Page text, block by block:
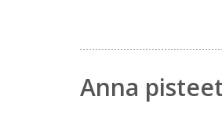
Anna pisteet